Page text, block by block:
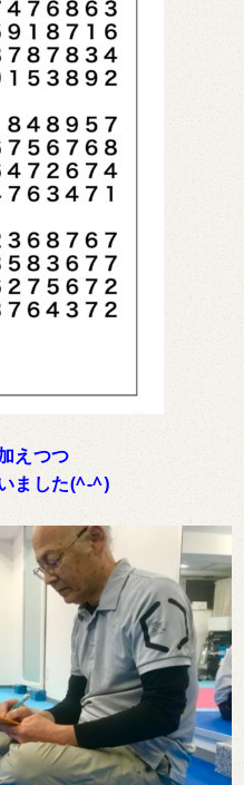
えつつ
ました(^-^)